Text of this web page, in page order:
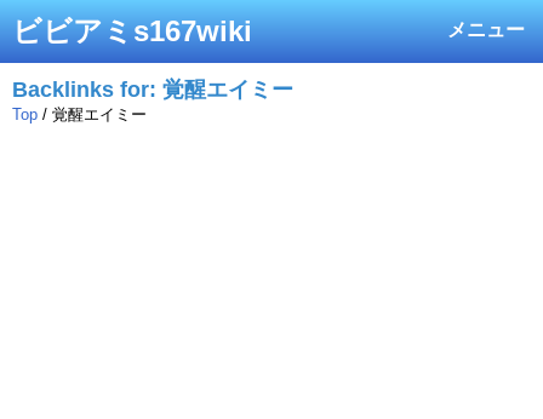
メニュー
ビビアミs167wiki
Backlinks for: 覚醒エイミー
Top / 覚醒エイミー